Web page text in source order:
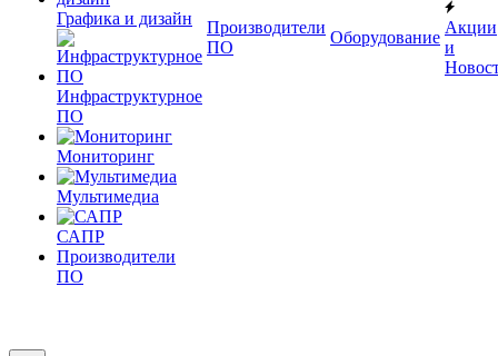
Графика и дизайн
Инфраструктурное
ПО
Мониторинг
Мультимедиа
САПР
Производители
ПО
Производители
ПО
Оборудование
Акции
и